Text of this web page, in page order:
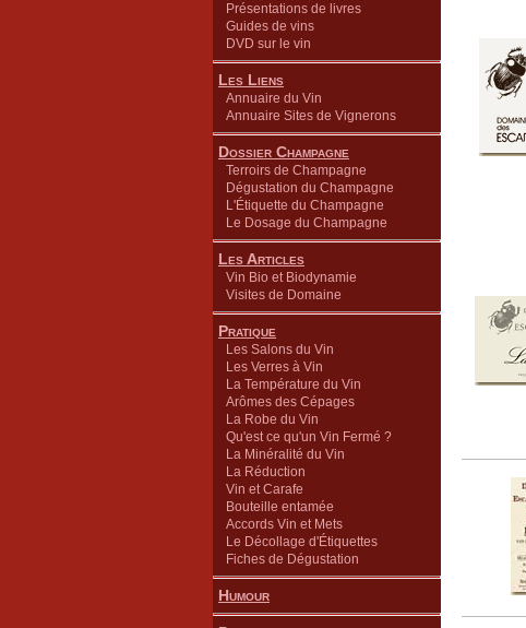
Présentations de livres
Guides de vins
DVD sur le vin
Les Liens
Annuaire du Vin
Annuaire Sites de Vignerons
Dossier Champagne
Terroirs de Champagne
Dégustation du Champagne
L'Étiquette du Champagne
Le Dosage du Champagne
Les Articles
Vin Bio et Biodynamie
Visites de Domaine
Pratique
Les Salons du Vin
Les Verres à Vin
La Température du Vin
Arômes des Cépages
La Robe du Vin
Qu'est ce qu'un Vin Fermé ?
La Minéralité du Vin
La Réduction
Vin et Carafe
Bouteille entamée
Accords Vin et Mets
Le Décollage d'Étiquettes
Fiches de Dégustation
Humour